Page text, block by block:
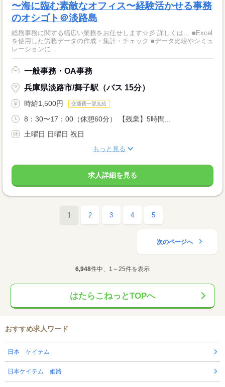
〜海に臨む素敵なオフィス〜経験活かせる事務
のオシゴト＠淡路島
総務事務に関する幅広い業務をお任せします☆彡 詳しくは… ■Excel
を使用した労務データの作成・集計・チェック ■データ比較やシミュ
レーションに...
一般事務・OA事務
兵庫県淡路市/舞子駅（バス 15分）
時給1,500円 交通費一部支給
8：30〜17：00（休憩60分） 【残業】5時間...
土曜日 日曜日 祝日
もっと見る
求人詳細を見る
1 2 3 4 5
次のページへ
6,948件中、1～25件を表示
はたらこねっとTOPへ
おすすめ求人ワード
日本 ケイテム
日本ケイテム 姫路